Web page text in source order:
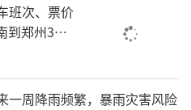
班次、票价
到郑州3小
一周降雨频繁，暴雨灾害风险